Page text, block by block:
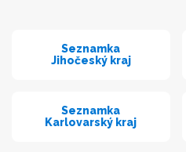
Seznamka
Jihočeský kraj
Seznamka
Karlovarský kraj